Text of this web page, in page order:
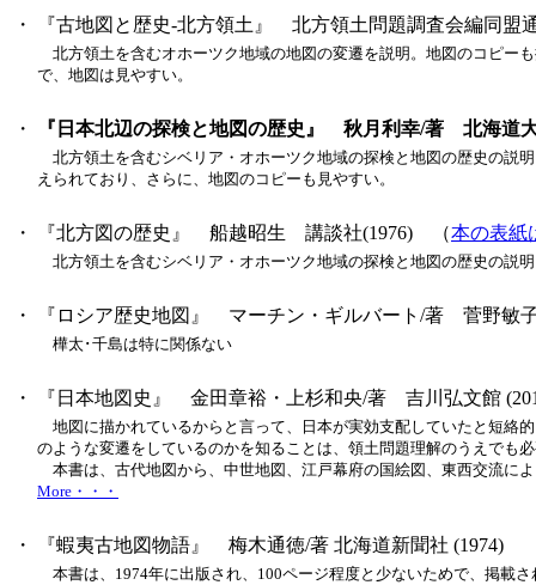
・ 『古地図と歴史‐北方領土』 北方領土問題調査会編同盟
北方領土を含むオホーツク地域の地図の変遷を説明。地図のコピー
で、地図は見やすい。
・ 『日本北辺の探検と地図の歴史』 秋月利幸/著 北海道
北方領土を含むシベリア・オホーツク地域の探検と地図の歴史の説
えられており、さらに、地図のコピーも見やすい。
・ 『北方図の歴史』 船越昭生 講談社(1976) （本の表紙
北方領土を含むシベリア・オホーツク地域の探検と地図の歴史の説
・ 『ロシア歴史地図』 マーチン・ギルバート/著 菅野
樺太･千島は特に関係ない
・ 『日本地図史』 金田章裕・上杉和央/著 吉川弘文館
地図に描かれているからと言って、日本が実効支配していたと短絡
のような変遷をしているのかを知ることは、領土問題理解のうえでも
本書は、古代地図から、中世地図、江戸幕府の国絵図、東西交流
More・・・
・ 『蝦夷古地図物語』 梅木通徳/著 北海道新聞社 (1974)
本書は、1974年に出版され、100ページ程度と少ないためで、掲載